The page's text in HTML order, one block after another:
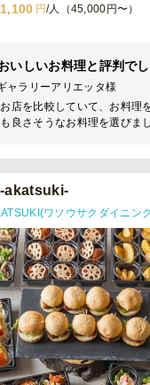
額を考えると、とてもコス
理の種類が多く、見た目の
分たちでこれだけの種類を
時には十分利用する価値が
1,100 円/人（45,000円〜）
いしいお料理と評判で
ャラリーアリエッタ様
店を比較していて、お料理
良さそうなお料理を選びま
akatsuki-
ワソウサクダイニン